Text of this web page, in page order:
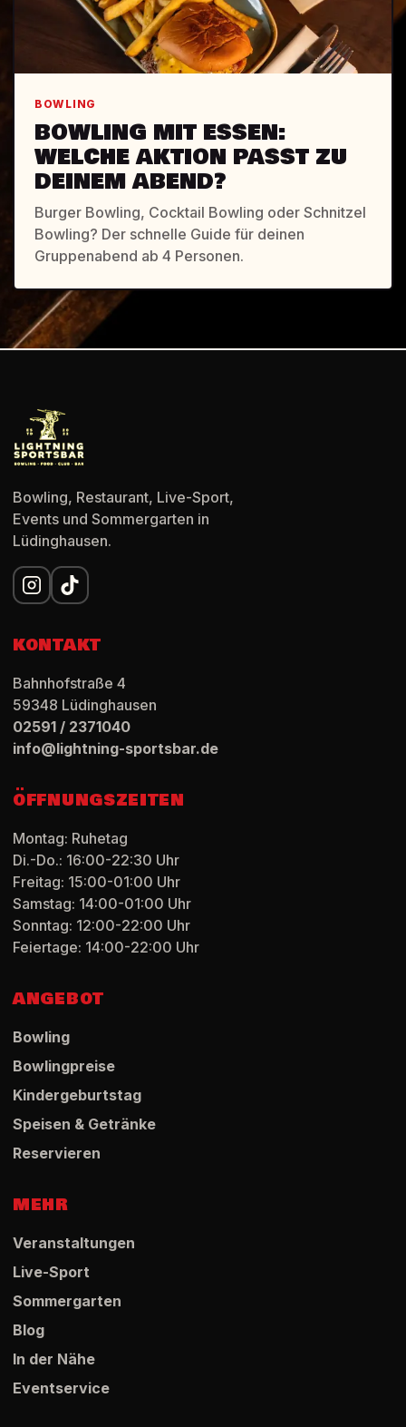
BOWLING
BOWLING MIT ESSEN:
WELCHE AKTION PASST ZU
DEINEM ABEND?
Burger Bowling, Cocktail Bowling oder Schnitzel
Bowling? Der schnelle Guide für deinen
Gruppenabend ab 4 Personen.
Bowling, Restaurant, Live-Sport,
Events und Sommergarten in
Lüdinghausen.
KONTAKT
Bahnhofstraße 4
59348 Lüdinghausen
02591 / 2371040
info@lightning-sportsbar.de
ÖFFNUNGSZEITEN
Montag: Ruhetag
Di.-Do.: 16:00-22:30 Uhr
Freitag: 15:00-01:00 Uhr
Samstag: 14:00-01:00 Uhr
Sonntag: 12:00-22:00 Uhr
Feiertage: 14:00-22:00 Uhr
ANGEBOT
Bowling
Bowlingpreise
Kindergeburtstag
Speisen & Getränke
Reservieren
MEHR
Veranstaltungen
Live-Sport
Sommergarten
Blog
In der Nähe
Eventservice